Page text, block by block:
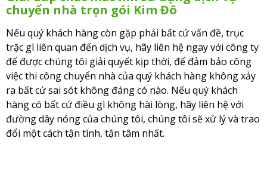
chuyển nhà trọn gói Kim Đô
Nếu quý khách hàng còn gặp phải bất cứ vấn đề, trục
trặc gì liên quan đến dịch vụ, hãy liên hệ ngay với công ty
để được chúng tôi giải quyết kịp thời, để đảm bảo công
việc thi công chuyển nhà của quý khách hàng không xảy
ra bất cứ sai sót không đáng có nào. Nếu quý khách
hàng có bất cứ điều gì không hài lòng, hãy liên hệ với
đường dây nóng của chúng tôi, chúng tôi sẽ xử lý và trao
đổi một cách tận tình, tận tâm nhất.